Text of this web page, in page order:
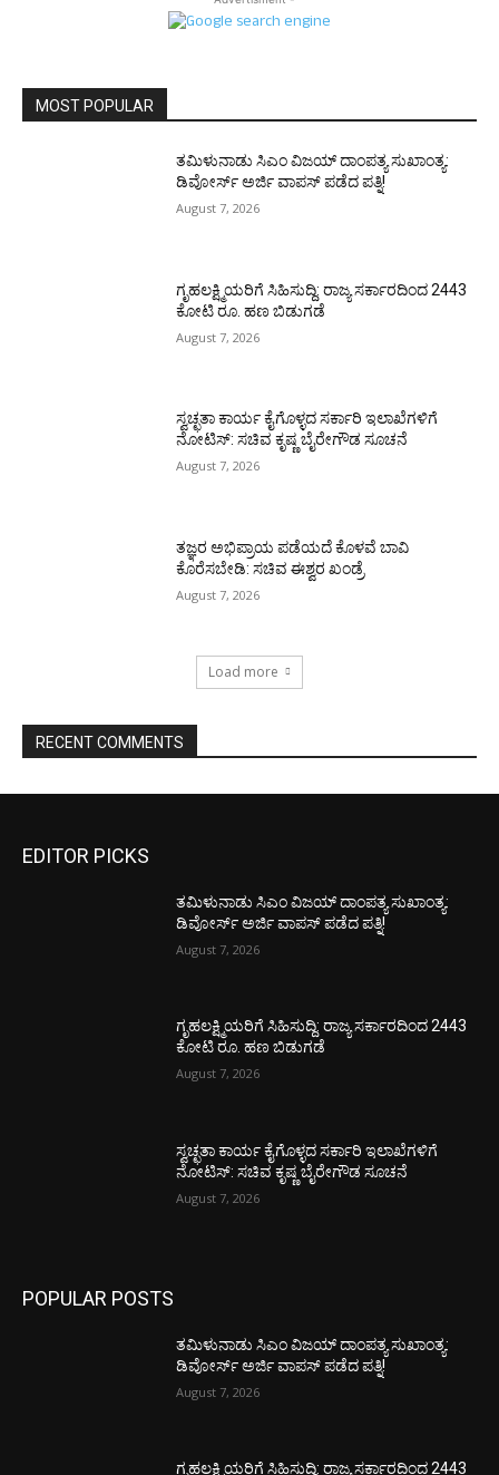
MOST POPULAR
ತಮಿಳುನಾಡು ಸಿಎಂ ವಿಜಯ್‌ ದಾಂಪತ್ಯ ಸುಖಾಂತ್ಯ:
ಡಿವೋರ್ಸ್‌ ಅರ್ಜಿ ವಾಪಸ್‌ ಪಡೆದ ಪತ್ನಿ!
August 7, 2026
ಗೃಹಲಕ್ಷ್ಮಿಯರಿಗೆ ಸಿಹಿಸುದ್ದಿ: ರಾಜ್ಯ ಸರ್ಕಾರದಿಂದ 2443
ಕೋಟಿ ರೂ. ಹಣ ಬಿಡುಗಡೆ
August 7, 2026
ಸ್ವಚ್ಛತಾ ಕಾರ್ಯ ಕೈಗೊಳ್ಳದ ಸರ್ಕಾರಿ ಇಲಾಖೆಗಳಿಗೆ
ನೋಟಿಸ್: ಸಚಿವ ಕೃಷ್ಣ ಬೈರೇಗೌಡ ಸೂಚನೆ
August 7, 2026
ತಜ್ಞರ ಅಭಿಪ್ರಾಯ ಪಡೆಯದೆ ಕೊಳವೆ ಬಾವಿ
ಕೊರೆಸಬೇಡಿ: ಸಚಿವ ಈಶ್ವರ ಖಂಡ್ರೆ
August 7, 2026
Load more
RECENT COMMENTS
EDITOR PICKS
ತಮಿಳುನಾಡು ಸಿಎಂ ವಿಜಯ್‌ ದಾಂಪತ್ಯ ಸುಖಾಂತ್ಯ:
ಡಿವೋರ್ಸ್‌ ಅರ್ಜಿ ವಾಪಸ್‌ ಪಡೆದ ಪತ್ನಿ!
August 7, 2026
ಗೃಹಲಕ್ಷ್ಮಿಯರಿಗೆ ಸಿಹಿಸುದ್ದಿ: ರಾಜ್ಯ ಸರ್ಕಾರದಿಂದ 2443
ಕೋಟಿ ರೂ. ಹಣ ಬಿಡುಗಡೆ
August 7, 2026
ಸ್ವಚ್ಛತಾ ಕಾರ್ಯ ಕೈಗೊಳ್ಳದ ಸರ್ಕಾರಿ ಇಲಾಖೆಗಳಿಗೆ
ನೋಟಿಸ್: ಸಚಿವ ಕೃಷ್ಣ ಬೈರೇಗೌಡ ಸೂಚನೆ
August 7, 2026
POPULAR POSTS
ತಮಿಳುನಾಡು ಸಿಎಂ ವಿಜಯ್‌ ದಾಂಪತ್ಯ ಸುಖಾಂತ್ಯ:
ಡಿವೋರ್ಸ್‌ ಅರ್ಜಿ ವಾಪಸ್‌ ಪಡೆದ ಪತ್ನಿ!
August 7, 2026
ಗೃಹಲಕ್ಷ್ಮಿಯರಿಗೆ ಸಿಹಿಸುದ್ದಿ: ರಾಜ್ಯ ಸರ್ಕಾರದಿಂದ 2443